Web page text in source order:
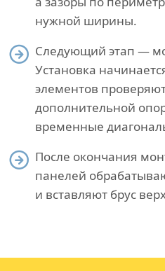
нужной ширины.
Следующий этап —
Установка
элементов
дополнительной
временные
После окончания
панелей
и вставляют брус